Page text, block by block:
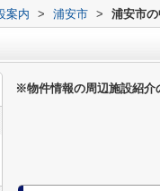
案内 > 浦安市 > 浦安市
※物件情報の周辺施設紹介